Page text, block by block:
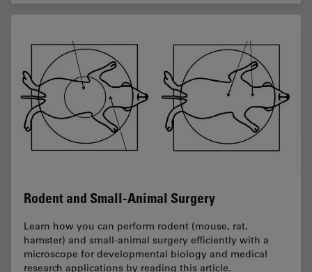
Rodent and Small-Animal Surgery
Learn how you can perform rodent (mouse, rat,
hamster) and small-animal surgery efficiently with a
microscope for developmental biology and medical
research applications by reading this article.